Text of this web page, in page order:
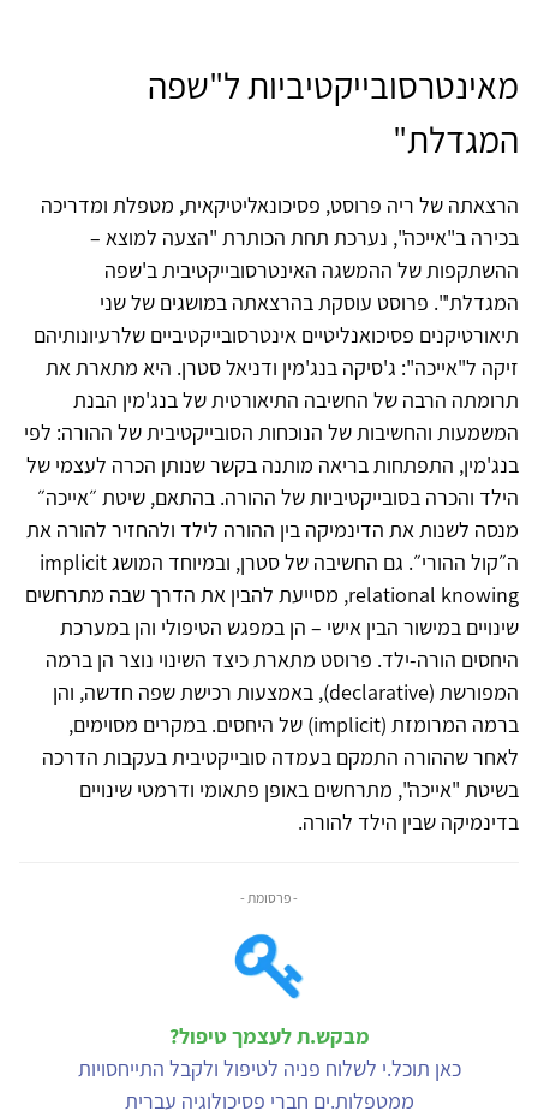
מאינטרסובייקטיביות ל"שפה
המגדלת"
הרצאתה של ריה פרוסט, פסיכונאליטיקאית, מטפלת ומדריכה
בכירה ב"אייכה", נערכת תחת הכותרת "הצעה למוצא –
ההשתקפות של ההמשגה האינטרסובייקטיבית ב'שפה
המגדלת'". פרוסט עוסקת בהרצאתה במושגים של שני
תיאורטיקנים פסיכואנליטיים אינטרסובייקטיביים שלרעיונותיהם
זיקה ל"אייכה": ג'סיקה בנג'מין ודניאל סטרן. היא מתארת את
תרומתה הרבה של החשיבה התיאורטית של בנג'מין הבנת
המשמעות והחשיבות של הנוכחות הסובייקטיבית של ההורה: לפי
בנג'מין, התפתחות בריאה מותנה בקשר שנותן הכרה לעצמי של
הילד והכרה בסובייקטיביות של ההורה. בהתאם, שיטת ״אייכה״
מנסה לשנות את הדינמיקה בין ההורה לילד ולהחזיר להורה את
ה״קול ההורי״. גם החשיבה של סטרן, ובמיוחד המושג implicit
relational knowing, מסייעת להבין את הדרך שבה מתרחשים
שינויים במישור הבין אישי – הן במפגש הטיפולי והן במערכת
היחסים הורה-ילד. פרוסט מתארת כיצד השינוי נוצר הן ברמה
המפורשת (declarative), באמצעות רכישת שפה חדשה, והן
ברמה המרומזת (implicit) של היחסים. במקרים מסוימים,
לאחר שההורה התמקם בעמדה סובייקטיבית בעקבות הדרכה
בשיטת "אייכה", מתרחשים באופן פתאומי ודרמטי שינויים
בדינמיקה שבין הילד להורה.
- פרסומת -
מבקש.ת לעצמך טיפול?
כאן תוכל.י לשלוח פניה לטיפול ולקבל התייחסויות
ממטפלות.ים חברי פסיכולוגיה עברית